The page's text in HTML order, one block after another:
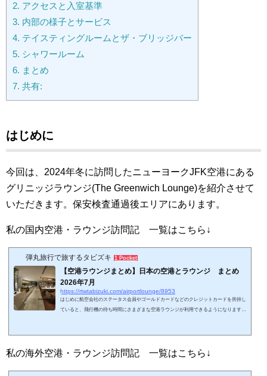
2. アクセスと入室基準
3. 内部の様子とサービス
4. テイスティングルームとザ・ブリッジバー
5. シャワールーム
6. まとめ
7. 共有:
はじめに
今回は、2024年冬に訪問したニューヨークJFK空港にある
グリニッジラウンジ(The Greenwich Lounge)を紹介させて
いただきます。保安検査通過後エリアにあります。
私の国内空港・ラウンジ訪問記 一覧はこちら↓
弾丸旅行で旅するタビズキ 1 Pocket
【空港ラウンジまとめ】日本の空港とラウンジ まとめ
2026年7月
https://rtwtabizuki.com/airportlounge/8953
はじめに航空会社のステータス会員やゴールドカードなどのクレジットカードを所持し
ていると、飛行機の待ち時間にさまざまな空港ラウンジが利用できるようになります。
となります。略語 LM（light meal）:軽食 SH（shower）：シャワー設備海外ラウン
私の海外空港・ラウンジ訪問記 一覧はこちら↓